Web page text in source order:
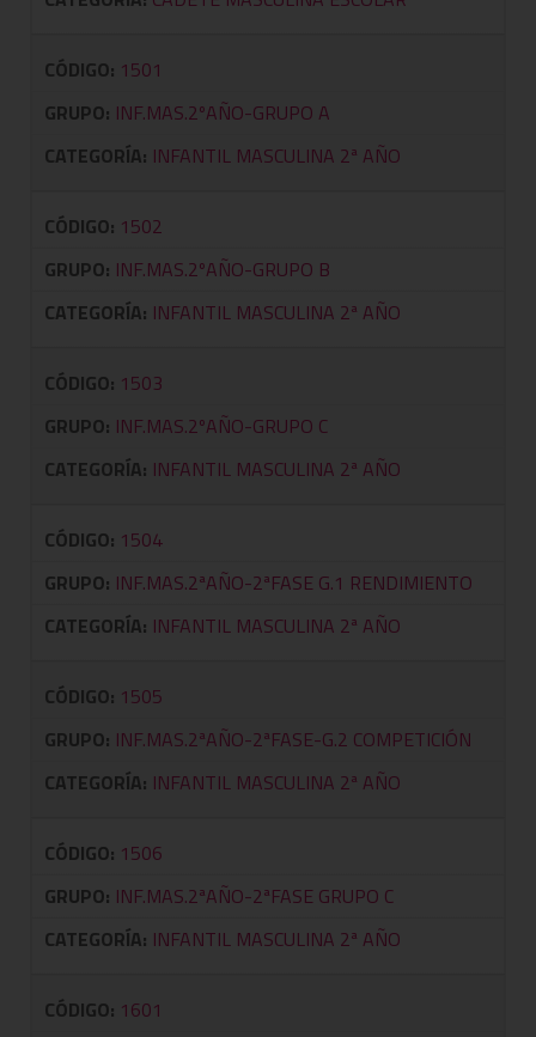
CÓDIGO: 1501
GRUPO: INF.MAS.2ºAÑO-GRUPO A
CATEGORÍA: INFANTIL MASCULINA 2ª AÑO
CÓDIGO: 1502
GRUPO: INF.MAS.2ºAÑO-GRUPO B
CATEGORÍA: INFANTIL MASCULINA 2ª AÑO
CÓDIGO: 1503
GRUPO: INF.MAS.2ºAÑO-GRUPO C
CATEGORÍA: INFANTIL MASCULINA 2ª AÑO
CÓDIGO: 1504
GRUPO: INF.MAS.2ªAÑO-2ªFASE G.1 RENDIMIENTO
CATEGORÍA: INFANTIL MASCULINA 2ª AÑO
CÓDIGO: 1505
GRUPO: INF.MAS.2ªAÑO-2ªFASE-G.2 COMPETICIÓN
CATEGORÍA: INFANTIL MASCULINA 2ª AÑO
CÓDIGO: 1506
GRUPO: INF.MAS.2ªAÑO-2ªFASE GRUPO C
CATEGORÍA: INFANTIL MASCULINA 2ª AÑO
CÓDIGO: 1601